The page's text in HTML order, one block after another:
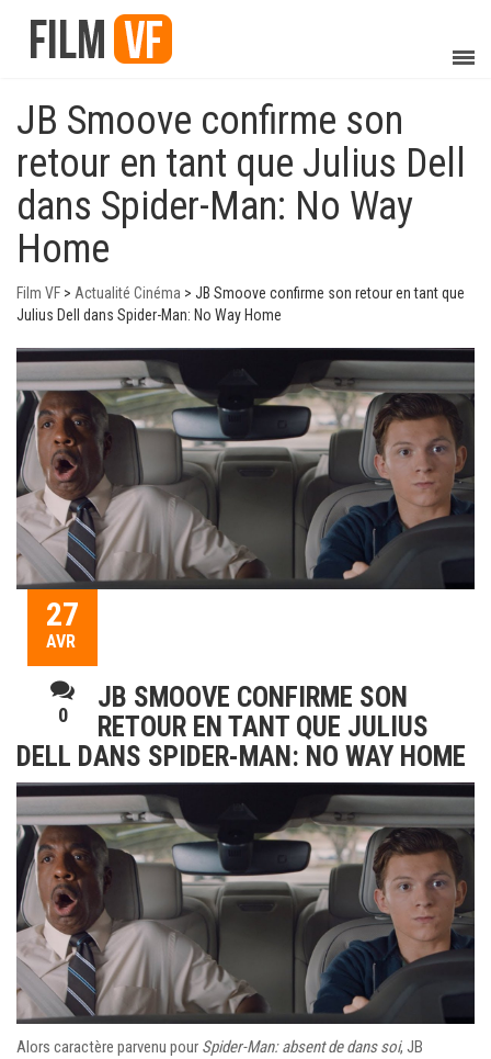
JB Smoove confirme son
retour en tant que Julius Dell
dans Spider-Man: No Way
Home
Film VF > Actualité Cinéma > JB Smoove confirme son retour en tant que
Julius Dell dans Spider-Man: No Way Home
27
AVR
0
JB SMOOVE CONFIRME SON
RETOUR EN TANT QUE JULIUS
DELL DANS SPIDER-MAN: NO WAY HOME
Alors caractère parvenu pour Spider-Man: absent de dans soi, JB